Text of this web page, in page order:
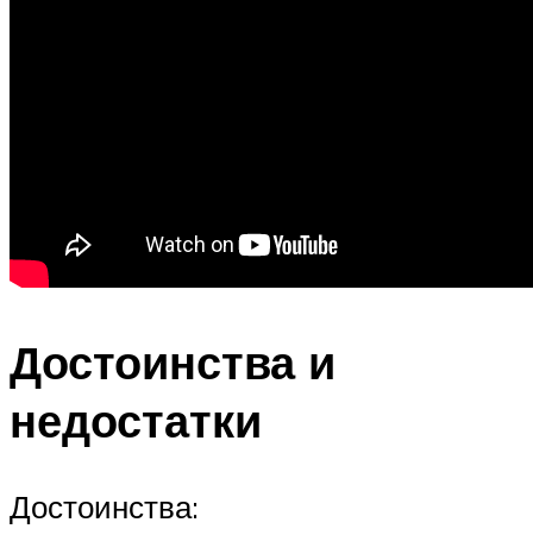
Достоинства и
недостатки
Достоинства: